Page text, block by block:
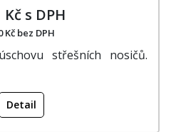
Kč s DPH
Kč bez DPH
střešních nosičů.
Detail